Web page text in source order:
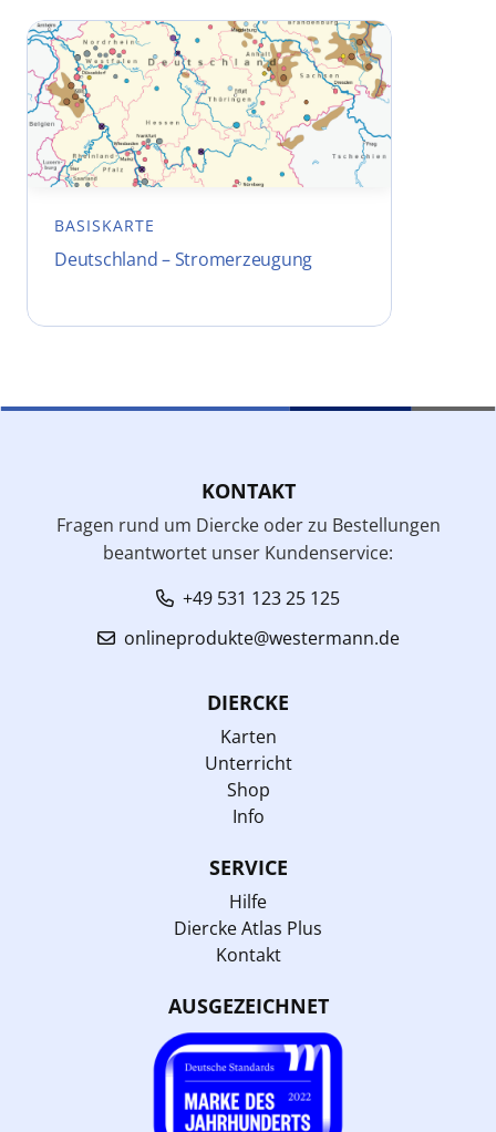
BASISKARTE
Deutschland – Stromerzeugung
KONTAKT
Fragen rund um Diercke oder zu Bestellungen
beantwortet unser Kundenservice:
+49 531 123 25 125
onlineprodukte@westermann.de
DIERCKE
Karten
Unterricht
Shop
Info
SERVICE
Hilfe
Diercke Atlas Plus
Kontakt
AUSGEZEICHNET